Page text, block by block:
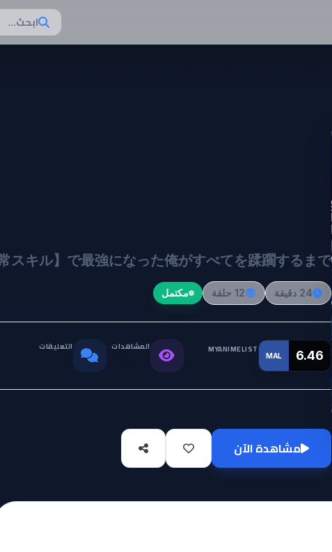
ابحث...
スキル】で最強になった俺がすべてを蹂躙するまで
24 دقيقة 12 حلقة مكتمل
MAL 6.46
MYANIMELIST المشاهدات التعليقات
مشاهدة الآن